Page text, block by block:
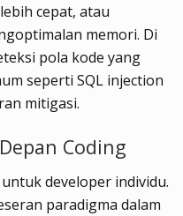
cepat, atau
memori. Di
pola kode yang
seperti SQL injection
mitigasi.
Coding
developer individu.
paradigma dalam